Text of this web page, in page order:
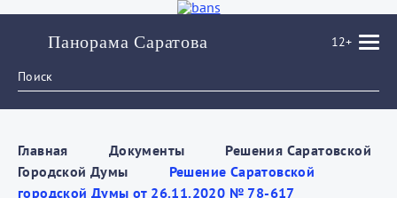
Панорама Саратова 12+
Главная Документы
Решения Саратовской
Городской Думы
Решение Саратовской
городской Думы от 26.11.2020 № 78-617